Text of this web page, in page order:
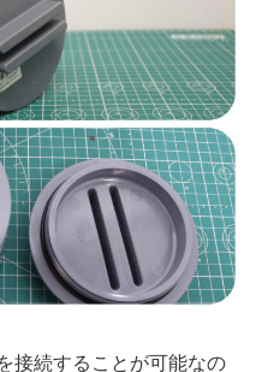
接続することが可能なの